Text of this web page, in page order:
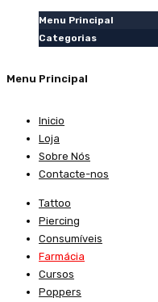
Menu Principal
Categorias
Menu Principal
Inicio
Loja
Sobre Nós
Contacte-nos
Tattoo
Piercing
Consumíveis
Farmácia
Cursos
Poppers